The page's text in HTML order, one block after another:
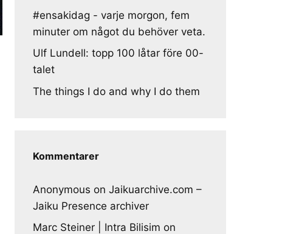
#ensakidag - varje morgon, fem
minuter om något du behöver veta.
Ulf Lundell: topp 100 låtar före 00-
talet
The things I do and why I do them
Kommentarer
Anonymous on Jaikuarchive.com –
Jaiku Presence archiver
Marc Steiner | Intra Bilisim on